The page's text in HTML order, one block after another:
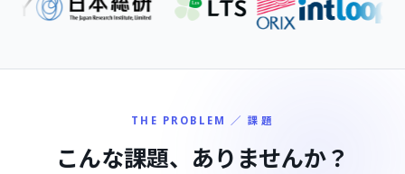
THE PROBLEM ／ 課題
こんな課題、 ありませんか？